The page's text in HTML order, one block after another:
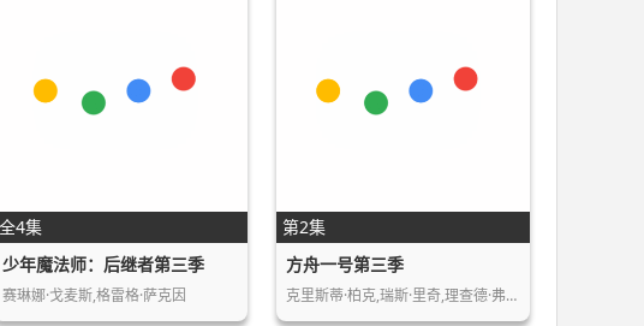
全4集
少年魔法师：后继者第三季
赛琳娜·戈麦斯,格雷格·萨克因
第2集
方舟一号第三季
克里斯蒂·柏克,瑞斯·里奇,理查德·弗利施…